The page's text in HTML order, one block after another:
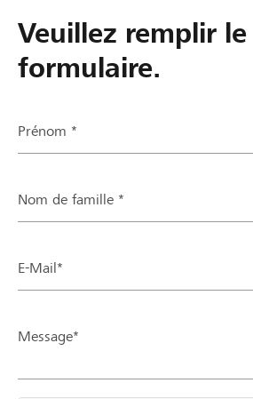
Veuillez remplir le
formulaire.
Prénom *
Nom de famille *
E-Mail*
Message*